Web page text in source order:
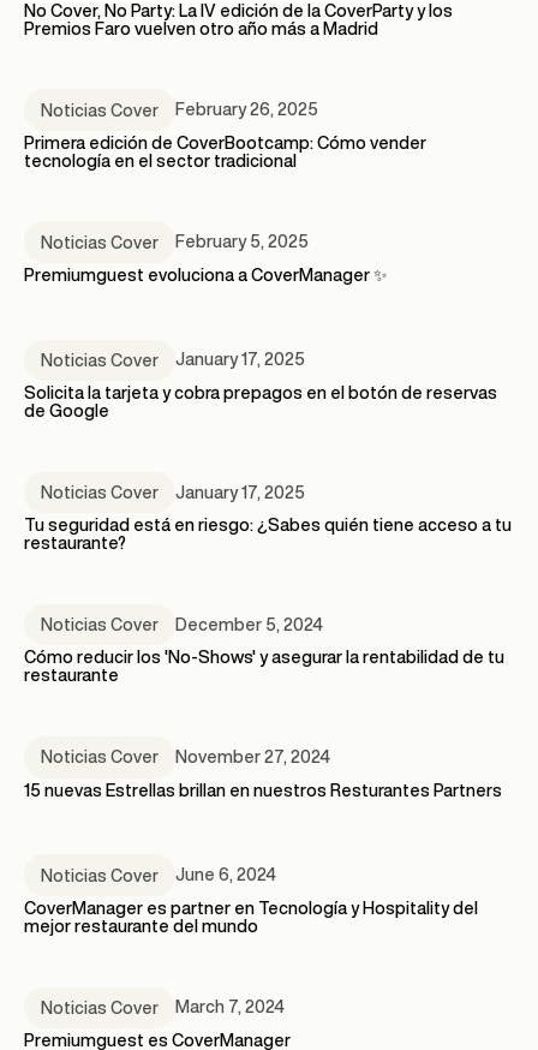
No Cover, No Party: La IV edición de la CoverParty y los
Premios Faro vuelven otro año más a Madrid
Noticias Cover
February 26, 2025
Primera edición de CoverBootcamp: Cómo vender
tecnología en el sector tradicional
Noticias Cover
February 5, 2025
Premiumguest evoluciona a CoverManager ✨
Noticias Cover
January 17, 2025
Solicita la tarjeta y cobra prepagos en el botón de reservas
de Google
Noticias Cover
January 17, 2025
Tu seguridad está en riesgo: ¿Sabes quién tiene acceso a tu
restaurante?
Noticias Cover
December 5, 2024
Cómo reducir los 'No-Shows' y asegurar la rentabilidad de tu
restaurante
Noticias Cover
November 27, 2024
15 nuevas Estrellas brillan en nuestros Resturantes Partners
Noticias Cover
June 6, 2024
CoverManager es partner en Tecnología y Hospitality del
mejor restaurante del mundo
Noticias Cover
March 7, 2024
Premiumguest es CoverManager